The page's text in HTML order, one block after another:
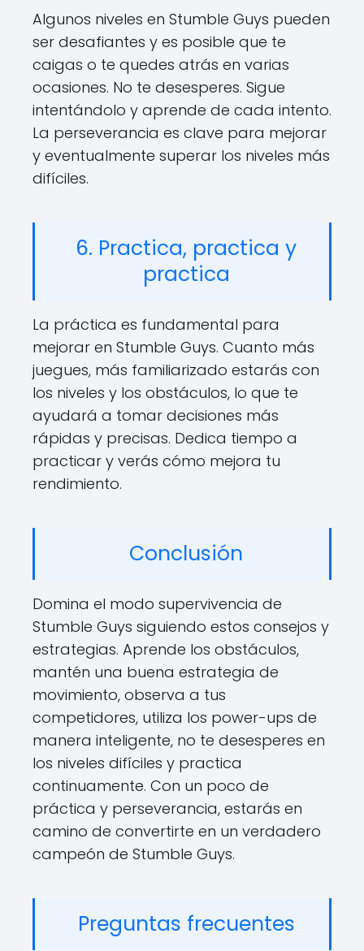
Algunos niveles en Stumble Guys pueden
ser desafiantes y es posible que te
caigas o te quedes atrás en varias
ocasiones. No te desesperes. Sigue
intentándolo y aprende de cada intento.
La perseverancia es clave para mejorar
y eventualmente superar los niveles más
difíciles.
6. Practica, practica y
practica
La práctica es fundamental para
mejorar en Stumble Guys. Cuanto más
juegues, más familiarizado estarás con
los niveles y los obstáculos, lo que te
ayudará a tomar decisiones más
rápidas y precisas. Dedica tiempo a
practicar y verás cómo mejora tu
rendimiento.
Conclusión
Domina el modo supervivencia de
Stumble Guys siguiendo estos consejos y
estrategias. Aprende los obstáculos,
mantén una buena estrategia de
movimiento, observa a tus
competidores, utiliza los power-ups de
manera inteligente, no te desesperes en
los niveles difíciles y practica
continuamente. Con un poco de
práctica y perseverancia, estarás en
camino de convertirte en un verdadero
campeón de Stumble Guys.
Preguntas frecuentes